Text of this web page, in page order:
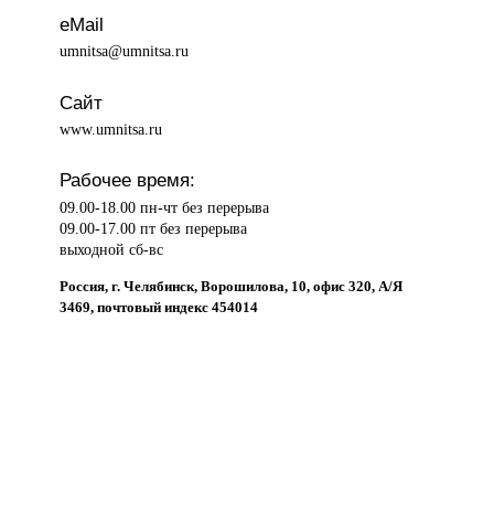
eMail
umnitsa@umnitsa.ru
Сайт
www.umnitsa.ru
Рабочее время:
09.00-18.00 пн-чт без перерыва
09.00-17.00 пт без перерыва
выходной сб-вс
Россия, г. Челябинск, Ворошилова, 10, офис 320, А/Я
3469, почтовый индекс 454014